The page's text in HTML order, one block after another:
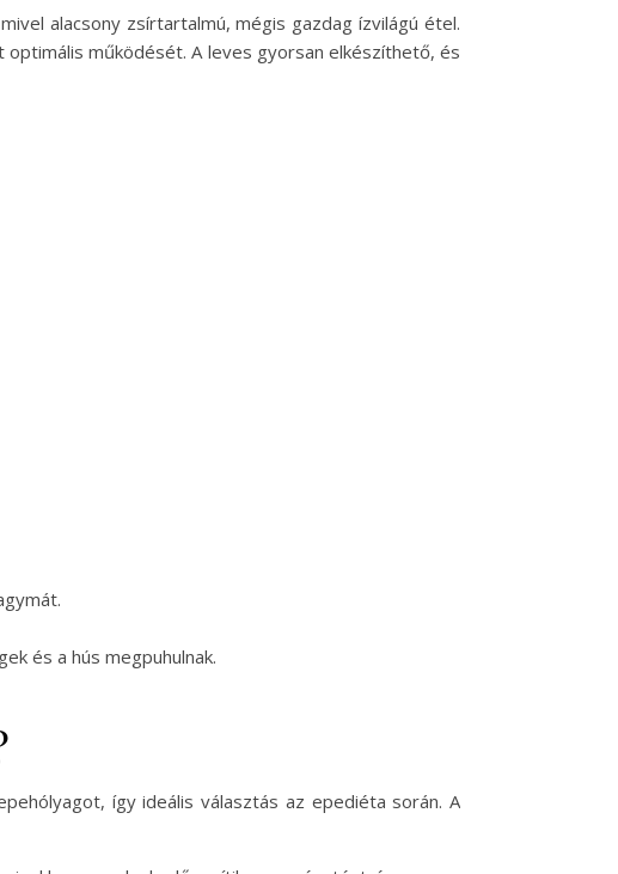
alacsony zsírtartalmú, mégis gazdag ízvilágú étel.
működését. A leves gyorsan elkészíthető, és
és a hús megpuhulnak.
így ideális választás az epediéta során. A